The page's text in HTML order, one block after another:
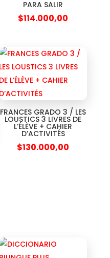
PARA SALIR
$114.000,00
FRANCES GRADO 3 / LES
LOUSTICS 3 LIVRES DE
L’ÉLÈVE + CAHIER
D’ACTIVITÉS
$130.000,00